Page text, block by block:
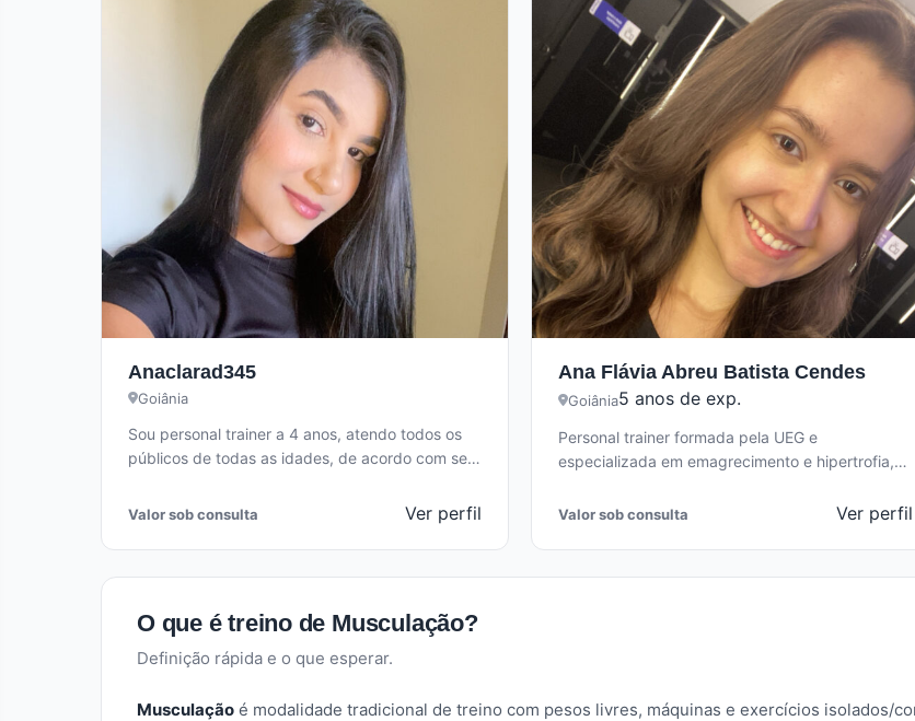
Anaclarad345
Goiânia
Sou personal trainer a 4 anos, atendo todos os
públicos de todas as idades, de acordo com seu
Valor sob consulta Ver perfil
Ana Flávia Abreu Batista Cendes
Goiânia5 anos de exp.
Personal trainer formada pela UEG e
especializada em emagrecimento e hipertrofia,
personalizados EM CASA…
Valor sob consulta Ver perfil
O que é treino de Musculação?
Definição rápida e o que esperar.
Musculação é modalidade tradicional de treino com pesos livres, máquinas e exercícios isolados/